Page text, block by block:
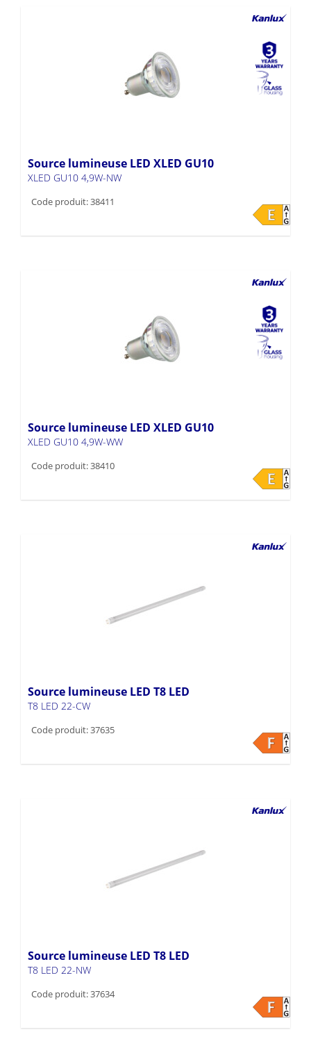
Source lumineuse LED XLED GU10
XLED GU10 4,9W-NW
Code produit: 38411
Source lumineuse LED XLED GU10
XLED GU10 4,9W-WW
Code produit: 38410
Source lumineuse LED T8 LED
T8 LED 22-CW
Code produit: 37635
Source lumineuse LED T8 LED
T8 LED 22-NW
Code produit: 37634